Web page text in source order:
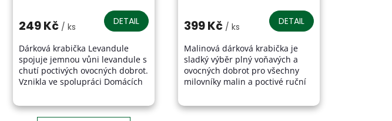
je
z
5
hvězdiček.
249 Kč / ks DETAIL
Dárková krabička Levandule
spojuje jemnou vůni levandule s
chutí poctivých ovocných dobrot.
Vznikla ve spolupráci Domácích
ukrývá pečlivě...
je
z
5
hvězdiček.
399 Kč / ks DETAIL
Malinová dárková krabička je
sladký výběr plný voňavých a
ovocných dobrot pro všechny
milovníky malin a poctivé ruční
mls z ořechů a mrazem...